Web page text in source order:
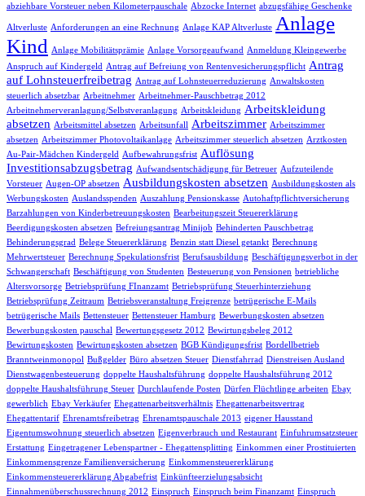
abziehbare Vorsteuer neben Kilometerpauschale Abzocke Internet abzugsfähige Geschenke
Altverluste Anforderungen an eine Rechnung Anlage KAP Altverluste Anlage
Kind
Anlage Mobilitätsprämie Anlage Vorsorgeaufwand
Anmeldung Kleingewerbe
Anspruch auf Kindergeld
Antrag auf Befreiung von Rentenvesicherungspflicht Antrag
auf Lohnsteuerfreibetrag Antrag auf Lohnsteuerreduzierung Anwaltskosten
steuerlich absetzbar Arbeitnehmer Arbeitnehmer-Pauschbetrag 2012
Arbeitnehmerveranlagung/Selbstveranlagung Arbeitskleidung Arbeitskleidung
absetzen Arbeitsmittel absetzen Arbeitsunfall Arbeitszimmer Arbeitszimmer
absetzen Arbeitszimmer Photovoltaikanlage Arbeitszimmer steuerlich absetzen Arztkosten
Au-Pair-Mädchen Kindergeld
Aufbewahrungsfrist Auflösung
Investitionsabzugsbetrag Aufwandsentschädigung für Betreuer Aufzuteilende
Vorsteuer Augen-OP absetzen Ausbildungskosten absetzen Ausbildungskosten als
Werbungskosten Auslandsspenden Auszahlung Pensionskasse Autohaftpflichtversicherung
Barzahlungen von Kinderbetreuungskosten Bearbeitungszeit Steuererklärung
Beerdigungskosten absetzen Befreiungsantrag Minijob Behinderten Pauschbetrag
Behinderungsgrad Belege Steuererklärung Benzin statt Diesel getankt Berechnung
Mehrwertsteuer Berechnung Spekulationsfrist Berufsausbildung Beschäftigungsverbot in der
Schwangerschaft Beschäftigung von Studenten Besteuerung von Pensionen betriebliche
Altersvorsorge Betriebsprüfung FInanzamt Betriebsprüfung Steuerhinterziehung
Betriebsprüfung Zeitraum Betriebsveranstaltung Freigrenze betrügerische E-Mails
betrügerische Mails Bettensteuer Bettensteuer Hamburg Bewerbungskosten absetzen
Bewerbungskosten pauschal Bewertungsgesetz 2012 Bewirtungsbeleg 2012
Bewirtungskosten Bewirtungskosten absetzen BGB Kündigungsfrist Bordellbetrieb
Branntweinmonopol Bußgelder Büro absetzen Steuer Dienstfahrrad Dienstreisen Ausland
Dienstwagenbesteuerung doppelte Haushaltsführung doppelte Haushaltsführung 2012
doppelte Haushaltsführung Steuer Durchlaufende Posten Dürfen Flüchtlinge arbeiten Ebay
gewerblich Ebay Verkäufer Ehegattenarbeitsverhältnis Ehegattenarbeitsvertrag
Ehegattentarif Ehrenamtsfreibetrag Ehrenamtspauschale 2013 eigener Hausstand
Eigentumswohnung steuerlich absetzen Eigenverbrauch und Restaurant Einfuhrumsatzsteuer
Erstattung Eingetragener Lebenspartner - Ehegattensplitting Einkommen einer Prostituierten
Einkommensgrenze Familienversicherung Einkommensteuererklärung
Einkommensteuererklärung Abgabefrist Einkünfteerzielungsabsicht
Einnahmenüberschussrechnung 2012 Einspruch Einspruch beim Finanzamt Einspruch